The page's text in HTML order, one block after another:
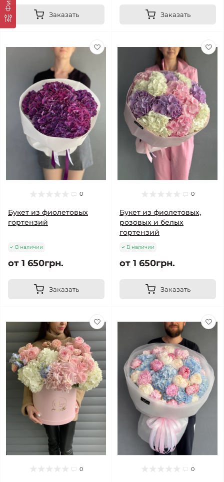
Заказать Заказать
0
Букет из фиолетовых
гортензий
В наличии
от 1 650грн.
Заказать
0
Букет из фиолетовых,
розовых и белых
гортензий
В наличии
от 1 650грн.
Заказать
0 0